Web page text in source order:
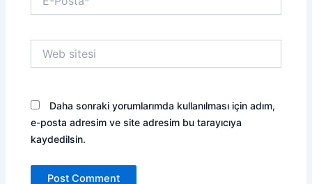
Posta*
sitesi
Daha sonraki yorumlarımda kullanılması için adım,
e-posta adresim ve site adresim bu tarayıcıya
kaydedilsin.